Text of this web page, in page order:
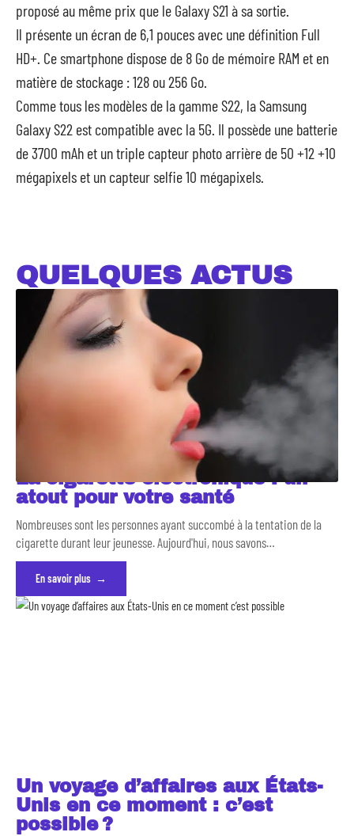
proposé au même prix que le Galaxy S21 à sa sortie.
Il présente un écran de 6,1 pouces avec une définition Full
HD+. Ce smartphone dispose de 8 Go de mémoire RAM et en
matière de stockage : 128 ou 256 Go.
Comme tous les modèles de la gamme S22, la Samsung
Galaxy S22 est compatible avec la 5G. Il possède une batterie
de 3700 mAh et un triple capteur photo arrière de 50 +12 +10
mégapixels et un capteur selfie 10 mégapixels.
QUELQUES ACTUS
La cigarette électronique : un
atout pour votre santé
Nombreuses sont les personnes ayant succombé à la tentation de la
cigarette durant leur jeunesse. Aujourd'hui, nous savons…
En savoir plus
Un voyage d’affaires aux États-
Unis en ce moment : c’est
possible ?